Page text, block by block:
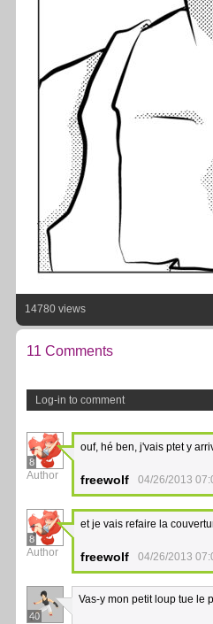
14780 views
11 Comments
Log-in to comment
8
Author
ouf, hé ben, j'vais ptet y
freewolf 04/26/2013
8
Author
et je vais refaire la
freewolf 04/26/2013
40
Vas-y mon petit loup tue le